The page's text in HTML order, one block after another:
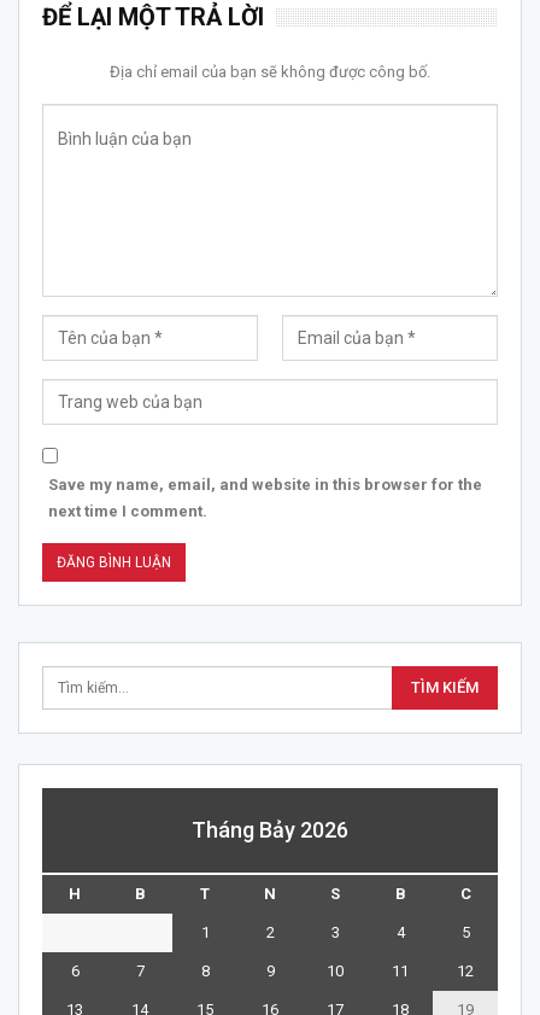
ĐỂ LẠI MỘT TRẢ LỜI
Địa chỉ email của bạn sẽ không được công bố.
Save my name, email, and website in this browser for the
next time I comment.
Tháng Bảy 2026
H B T N S B C
1 2 3 4 5
6 7 8 9 10 11 12
13 14 15 16 17 18 19